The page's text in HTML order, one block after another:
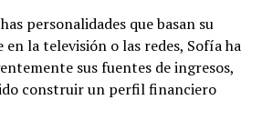
personalidades que basan su
la televisión o las redes, Sofía ha
sus fuentes de ingresos,
construir un perfil financiero